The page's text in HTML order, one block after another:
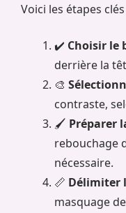
Voici les étapes
✔️ Choisir le
derrière la
🎨
contraste,
🖌️ Préparer
rebouchage
nécessaire.
📏 Délimiter
masquage